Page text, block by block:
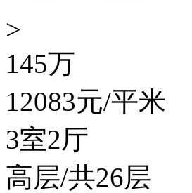
>
145万
12083元/平米
3室2厅
高层/共26层